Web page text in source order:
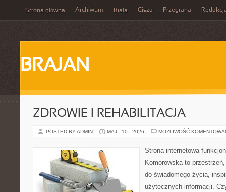
Strona główna Archiwum Biała Cisza Przegrana
BRAJAN
ZDROWIE I REHABILITACJA
POSTED BY ADMIN MAJ - 10 - 2026 MOŻLIWOŚĆ
Strona internetowa
Komorowska to
do świadomego życia,
użytecznych informacji.